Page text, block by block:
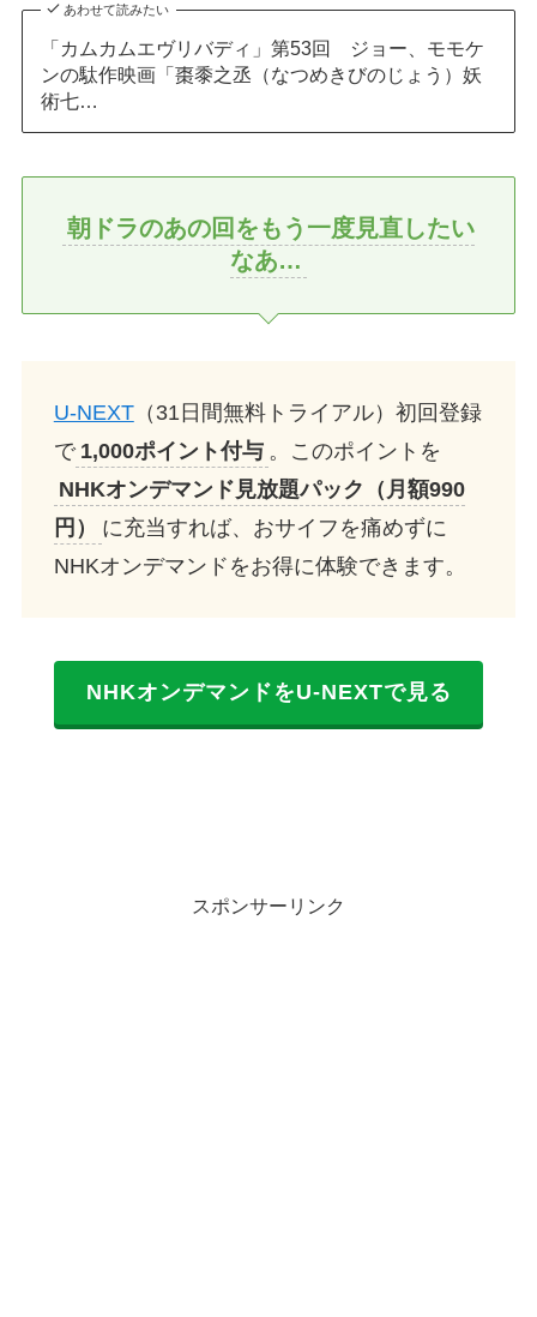
あわせて読みたい
「カムカムエヴリバディ」第53回 ジョー、モモケ
ンの駄作映画「棗黍之丞（なつめきびのじょう）妖
術七…
朝ドラのあの回をもう一度見直したい
なあ…
U-NEXT（31日間無料トライアル）初回登録
で 1,000ポイント付与 。このポイントを
NHKオンデマンド見放題パック（月額990
円）
に充当すれば、おサイフを痛めずに
NHKオンデマンドをお得に体験できます。
NHKオンデマンドをU-NEXTで見る
スポンサーリンク